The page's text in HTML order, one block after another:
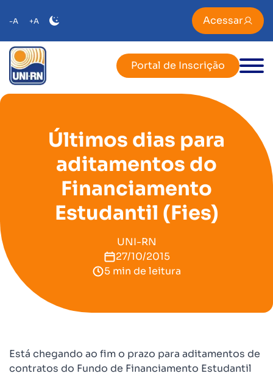
-A +A Acessar
Portal de Inscrição
Últimos dias para
aditamentos do
Financiamento
Estudantil (Fies)
UNI-RN
27/10/2015
5 min de leitura
Está chegando ao fim o prazo para aditamentos de
contratos do Fundo de Financiamento Estudantil